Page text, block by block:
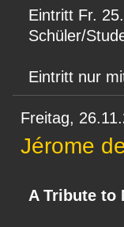
Eintritt Fr.
Schüler/
Eintritt nur
Freitag,
Jérome
A Tribute to